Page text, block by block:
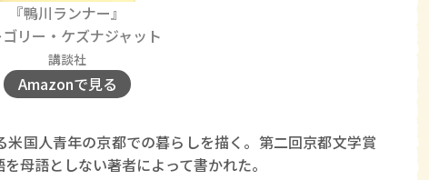
『鴨川ランナー』
リー・ケズナジャット
講談社
Amazonで見る
国人青年の京都での暮らしを描く。第二回京都文学賞
母語としない著者によって書かれた。
ロボット・イン・ザ・システム